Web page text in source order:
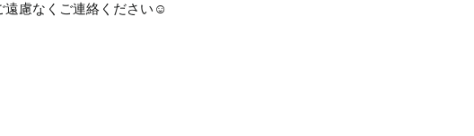
遠慮なくご連絡ください☺